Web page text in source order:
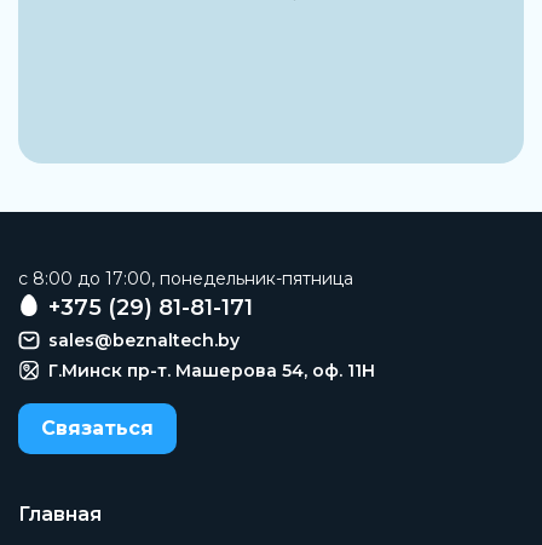
Электрический интерфейс
Заказать
c 8:00 до 17:00, понедельник-пятница
+375 (29) 81-81-171
sales@beznaltech.by
Г.Минск пр-т. Машерова 54, оф. 11H
Связаться
Главная